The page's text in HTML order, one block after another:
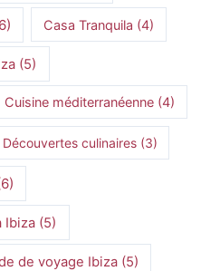
Casa Tranquila (4)
(5)
Cuisine méditerranéenne (4)
Découvertes culinaires(3)
Ibiza (5)
de voyage Ibiza(5)